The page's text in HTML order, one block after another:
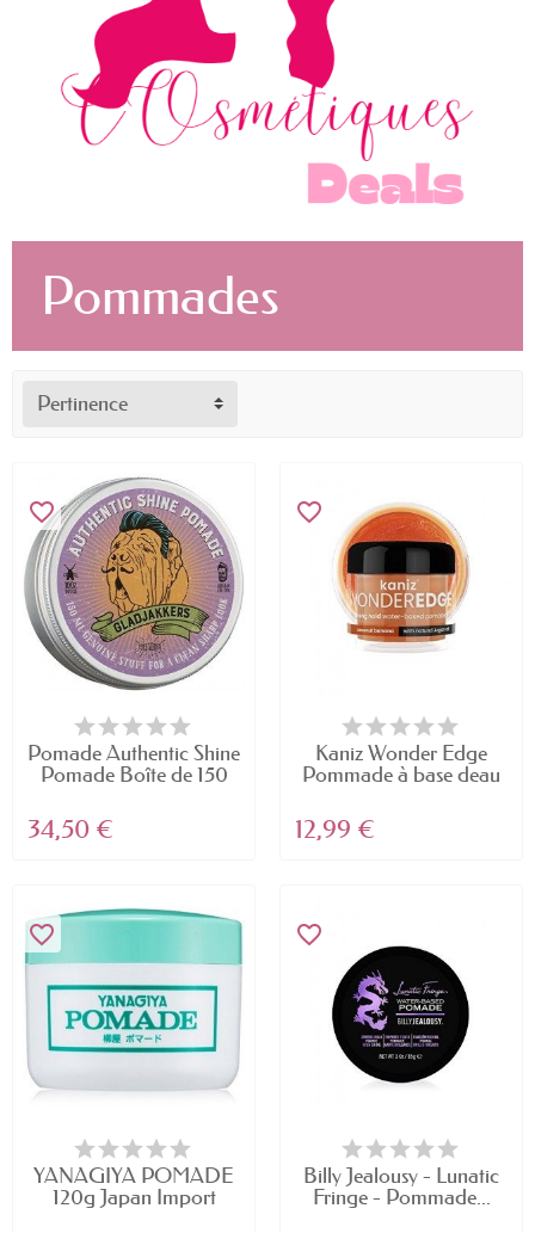
Pommades
Pertinence
favorite_border
Pomade Authentic Shine
Pomade Boîte de 150
34,50 €
favorite_border
Kaniz Wonder Edge
Pommade à base deau
12,99 €
favorite_border
YANAGIYA POMADE
120g Japan Import
favorite_border
Billy Jealousy - Lunatic
Fringe - Pommade...